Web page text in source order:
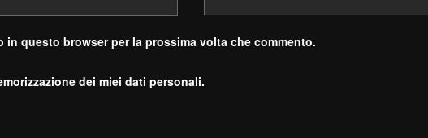
in questo browser per la prossima volta che commento.
dei miei dati personali.